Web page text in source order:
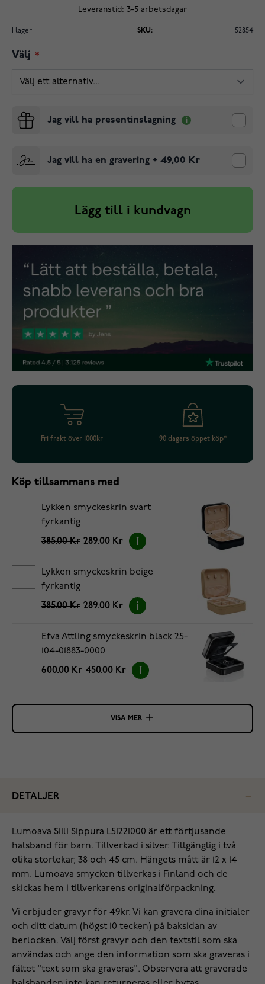
Leveranstid: 3-5 arbetsdagar
I lager SKU: 52854
Välj
Jag vill ha presentinslagning
Jag vill ha en gravering + 49,00 Kr
Lägg till i kundvagn
Fri frakt över 1000kr 90 dagars öppet köp*
Köp tillsammans med
Lykken smyckeskrin svart
fyrkantig
385.00 Kr 289.00 Kr
Lykken smyckeskrin beige
fyrkantig
385.00 Kr 289.00 Kr
Efva Attling smyckeskrin black 25-
104-01883-0000
600.00 Kr 450.00 Kr
VISA MER
DETALJER
‌Lumoava Siili Sippura L51221000 är ett förtjusande
halsband för barn. Tillverkad i silver. Tillgänglig i två
olika storlekar, 38 och 45 cm. Hängets mått är 12 x 14
mm. Lumoava smycken tillverkas i Finland och de
skickas hem i tillverkarens originalförpackning.
Vi erbjuder gravyr för 49kr. Vi kan gravera dina initialer
och ditt datum (högst 10 tecken) på baksidan av
berlocken. Välj först gravyr och den textstil som ska
användas och ange den information som ska graveras i
fältet "text som ska graveras". Observera att graverade